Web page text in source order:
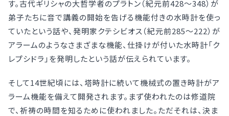
す。古代ギリシャの大哲学者のプラトン（紀元前428〜348）が
弟子たちに音で講義の開始を告げる機能付きの水時計を使っ
ていたという話や、発明家クテシビオス（紀元前285〜222）が
アラームのようなさまざまな機能、仕掛けが付いた水時計「ク
レプシドラ」を発明したという話が伝えられています。
そして14世紀頃には、塔時計に続いて機械式の置き時計がア
ラーム機能を備えて開発されます。まず使われたのは修道院
で、祈祷の時間を知るために使われました。ただそれは、決ま